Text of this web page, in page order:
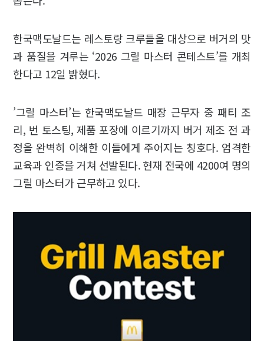
한국맥도날드는 레스토랑 크루들을 대상으로 버거의 맛
과 품질을 겨루는 ‘2026 그릴 마스터 콘테스트’를 개최
한다고 12일 밝혔다.
’그릴 마스터’는 한국맥도날드 매장 근무자 중 패티 조
리, 번 토스팅, 제품 포장에 이르기까지 버거 제조 전 과
정을 완벽히 이해한 이들에게 주어지는 칭호다. 엄격한
교육과 인증을 거쳐 선발된다. 현재 전국에 4200여 명의
그릴 마스터가 근무하고 있다.